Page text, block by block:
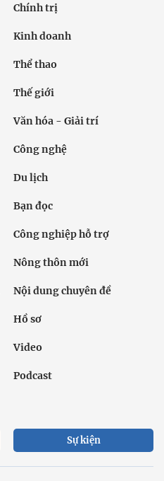
Chính trị
Kinh doanh
Thể thao
Thế giới
Văn hóa - Giải trí
Công nghệ
Du lịch
Bạn đọc
Công nghiệp hỗ trợ
Nông thôn mới
Nội dung chuyên đề
Hồ sơ
Video
Podcast
Sự kiện